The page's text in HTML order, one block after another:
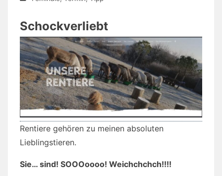
Schockverliebt
Rentiere gehören zu meinen absoluten
Lieblingstieren.
Sie… sind! SOOOoooo! Weichchchch!!!!